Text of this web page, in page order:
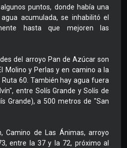
puntos, donde había una
acumulada, se inhabilitó el
hasta que mejoren las
del arroyo Pan de Azúcar son
Molino y Perlas y en camino a la
Ruta 60. También hay agua fuera
entre Solís Grande y Solís de
Grande), a 500 metros de "San
Camino de Las Ánimas, arroyo
entre la 37 y la 72, próximo al